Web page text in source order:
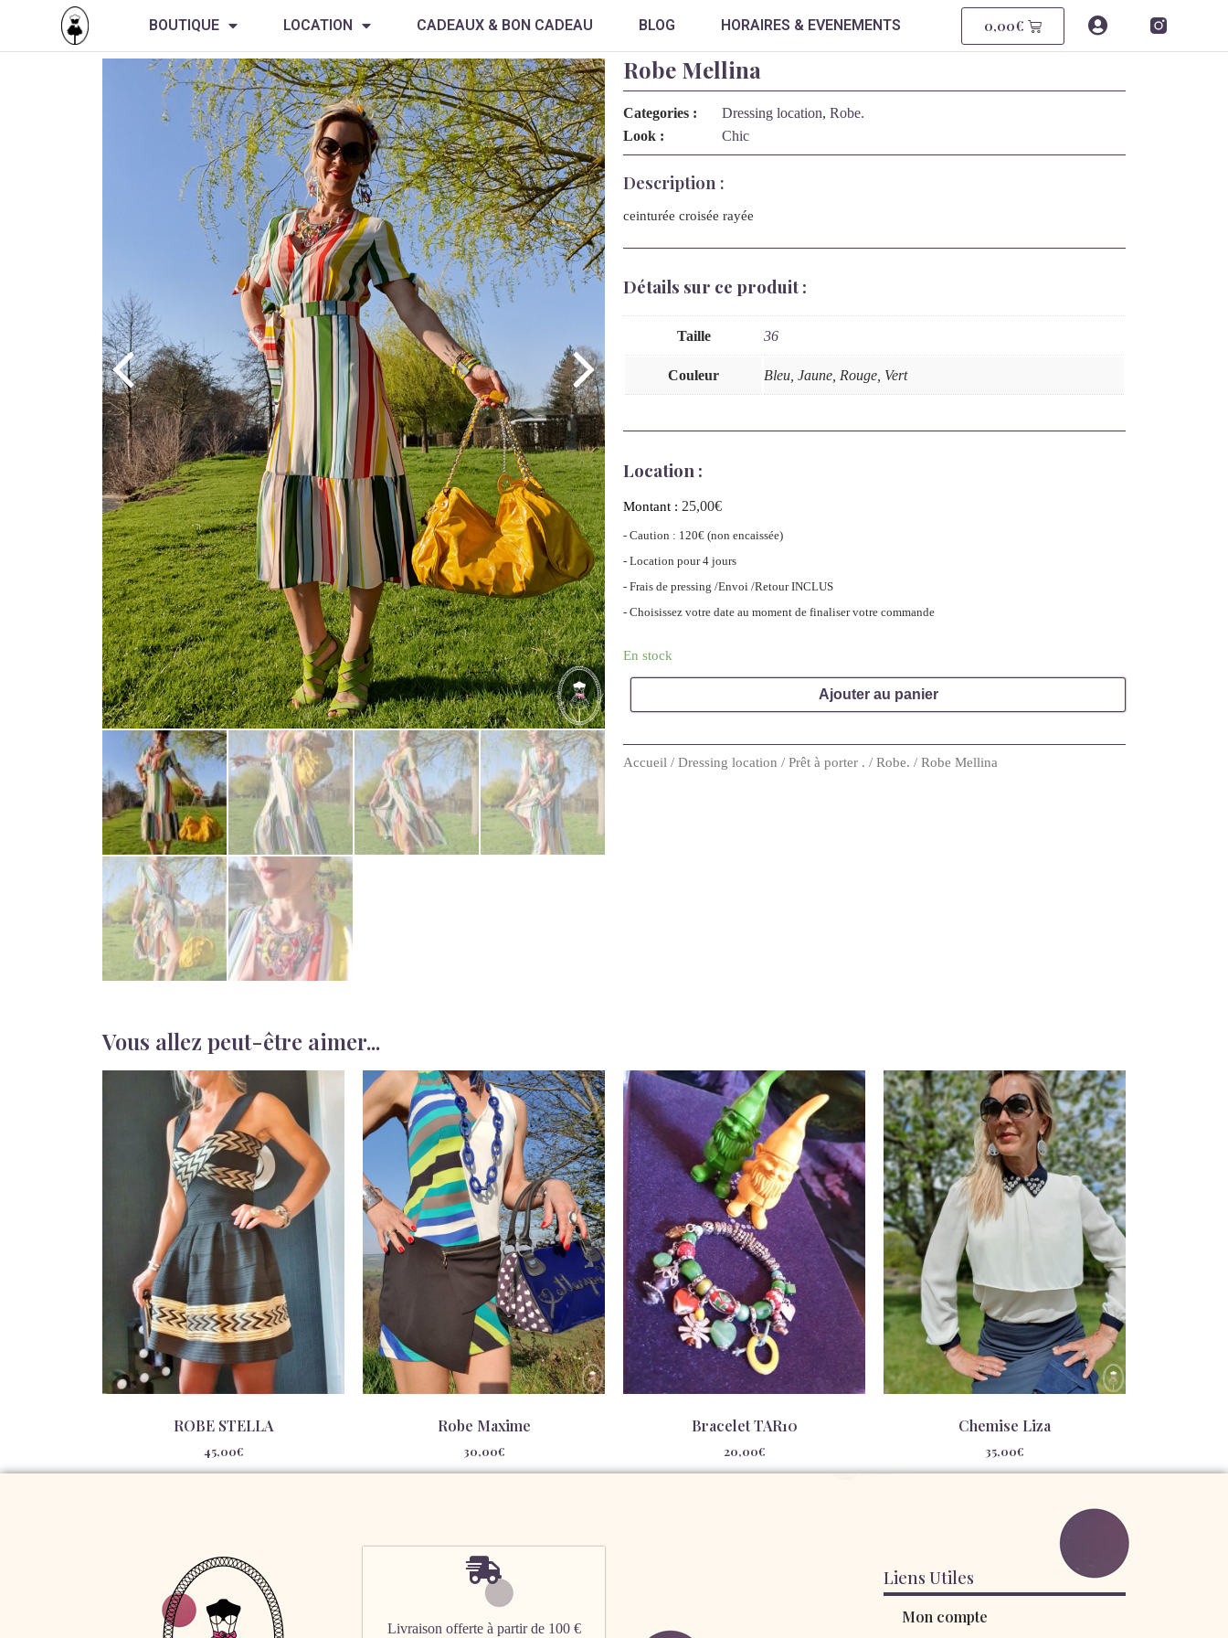
BOUTIQUE LOCATION CADEAUX & BON CADEAU BLOG HORAIRES & EVENEMENTS 0,00€
Robe Mellina
Categories : Dressing location, Robe.
Look :
Chic
Description :
ceinturée croisée rayée
Détails sur ce produit :
Taille 36
Couleur Bleu, Jaune, Rouge, Vert
Location :
Montant : 25,00€
- Caution : 120€ (non encaissée)
- Location pour 4 jours
- Frais de pressing /Envoi /Retour INCLUS
- Choisissez votre date au moment de finaliser votre commande
En stock
Ajouter au panier
Accueil / Dressing location / Prêt à porter . / Robe. / Robe Mellina
Vous allez peut-être aimer...
ROBE STELLA
45,00€
Robe Maxime
30,00€
Bracelet TAR10
20,00€
Chemise Liza
35,00€
Livraison offerte à partir de 100 €
Liens Utiles
Mon compte